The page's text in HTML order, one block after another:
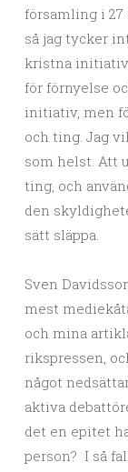
församling i 27
så jag tycker
kristna initiativ
för förnyelse
initiativ, men
och ting. Jag
som helst. Att
ting, och
den
sätt släppa.
Sven
mest
och mina
rikspressen,
något
aktiva
det en epitet
person? I så